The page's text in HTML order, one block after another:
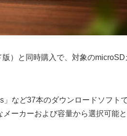
）と同時購入で、対象のmicroSD
など37本のダウンロードソフト
ーカーおよび容量から選択可能